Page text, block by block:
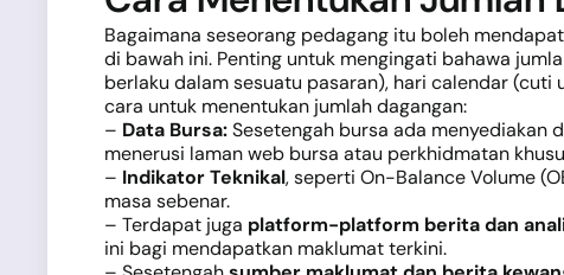
Bagaimana seseorang pedagang itu boleh
di bawah ini. Penting untuk mengingati bahawa
berlaku dalam sesuatu pasaran), hari calendar (cuti
cara untuk menentukan jumlah dagangan:
– Data Bursa:Sesetengah bursa ada menyediakan
menerusi laman web bursa atau perkhidmatan
– Indikator Teknikal, seperti On-Balance Volume
masa sebenar.
– Terdapat juga platform-platform berita dan
ini bagi mendapatkan maklumat terkini.